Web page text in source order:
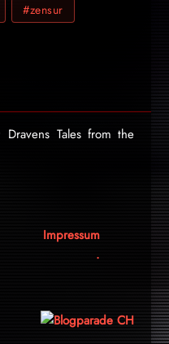
#zensur
Tales from the
Impressum
.